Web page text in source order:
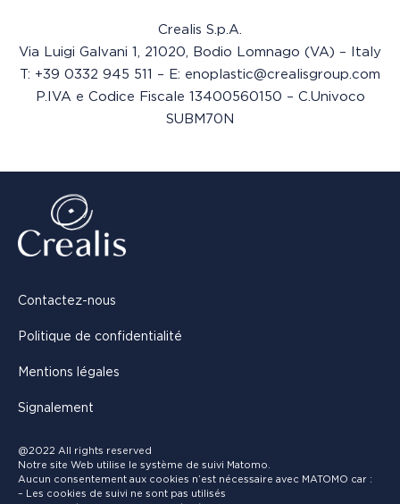
Crealis S.p.A.
Via Luigi Galvani 1, 21020, Bodio Lomnago (VA) – Italy
T: +39 0332 945 511 – E: enoplastic@crealisgroup.com
P.IVA e Codice Fiscale 13400560150 – C.Univoco
SUBM70N
Contactez-nous
Politique de confidentialité
Mentions légales
Signalement
@2022 All rights reserved
Notre site Web utilise le système de suivi Matomo.
Aucun consentement aux cookies n’est nécessaire avec MATOMO car :
– Les cookies de suivi ne sont pas utilisés